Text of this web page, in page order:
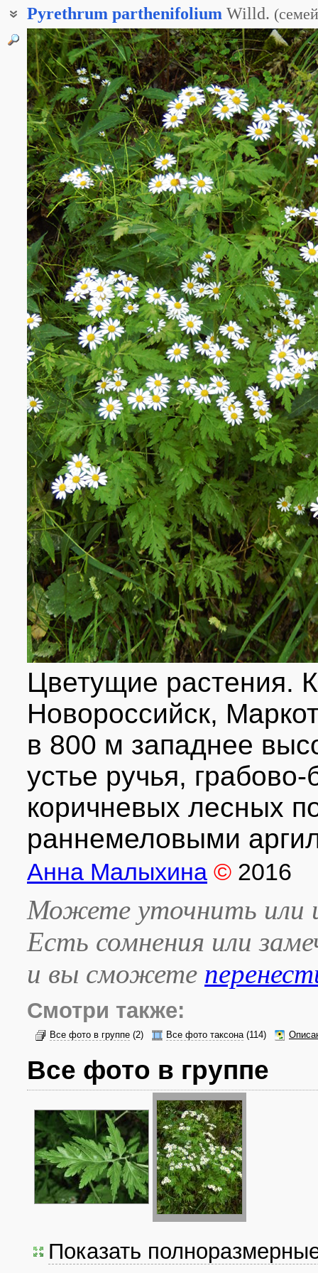
Pyrethrum parthenifolium Willd. (
Пиретрум девичелистный
Пиретрум девичьелистный
Поповник гуаюлолистный
Ромашник девичьелистный
Цветущие растения.
Новороссийск,
в 800 м западнее
устье ручья,
коричневых лесных
раннемеловыми
Анна Малыхина © 2016
Можете уточнить или
Есть сомнения или
и вы сможете
Смотри также:
Все фото в группе (2) Все фото таксона(114)
Все фото в группе
Показать